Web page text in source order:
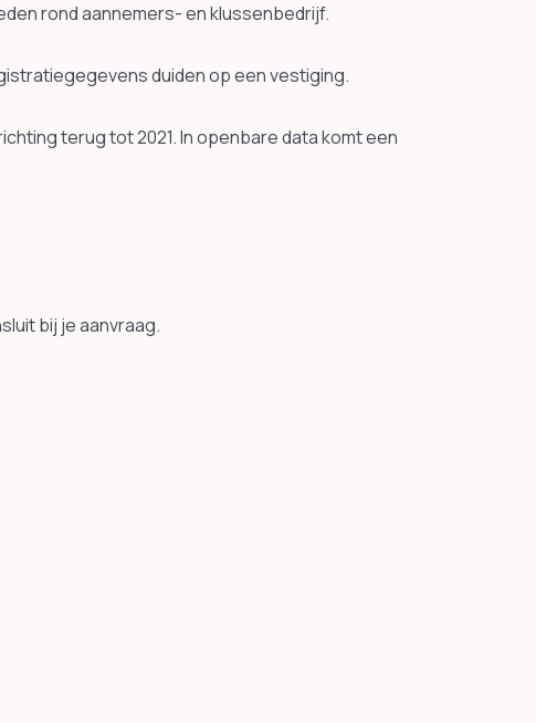
rond aannemers- en klussenbedrijf.
duiden op een vestiging.
terug tot 2021. In openbare data komt een
bij je aanvraag.